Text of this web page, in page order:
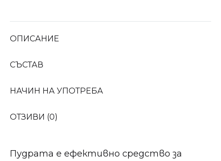
ОПИСАНИЕ
СЪСТАВ
НАЧИН НА УПОТРЕБА
ОТЗИВИ (0)
Пудрата е ефективно средство за